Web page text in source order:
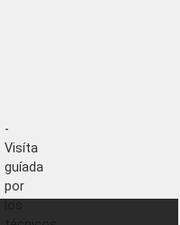
-
Visíta
guíada
por